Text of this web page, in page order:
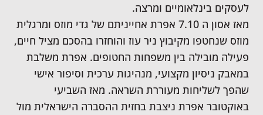
לעסקים בינלאומיים ומרצה.
מאז אסון ה 7.10 אפרת אחייניתם של גדי מוזס ומרגלית
מוזס שנחטפו מקיבוץ ניר עוז והוחזרו בהסכם מציל חיים,
פעילה מובילה בין משפחות החטופים. אפרת משלבת
במאבק ניסיון מקצועי, מנהיגות ערכית וסיפור אישי
שהפך לשליחות מעוררת השראה. מאז השביעי
באוקטובר אפרת ניצבת בחזית ההסברה הישראלית מול